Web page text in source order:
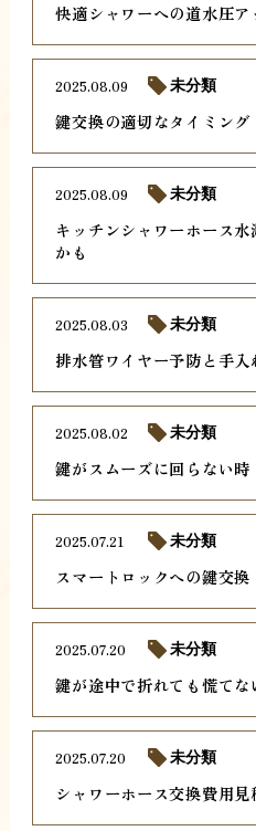
快適シャワーへの道水圧
鍵交換の適切なタイミング
2025.08.09 未分類
キッチンシャワーホース
かも
2025.08.09 未分類
排水管ワイヤー予防と手入
2025.08.03 未分類
鍵がスムーズに回らない時
2025.08.02 未分類
スマートロックへの鍵交換
2025.07.21 未分類
鍵が途中で折れても慌てな
2025.07.20 未分類
シャワーホース交換費用見
2025.07.20 未分類